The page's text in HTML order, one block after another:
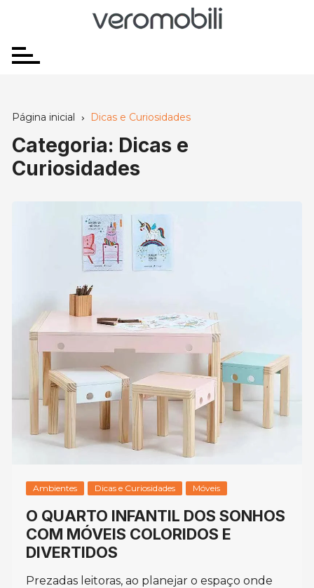
conteúdo
Página inicial Dicas e Curiosidades
Categoria: Dicas e
Curiosidades
Ambientes Dicas e Curiosidades Móveis
O QUARTO INFANTIL DOS SONHOS
COM MÓVEIS COLORIDOS E
DIVERTIDOS
Prezadas leitoras, ao planejar o espaço onde